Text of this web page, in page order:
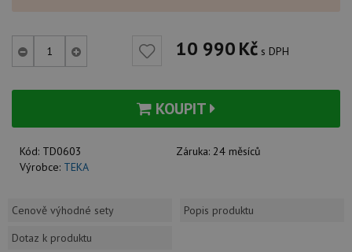
10 990Kč s DPH
KOUPIT
Kód: TD0603 Záruka: 24 měsíců
Výrobce: TEKA
Cenově výhodné sety
Popis produktu
Dotaz k produktu